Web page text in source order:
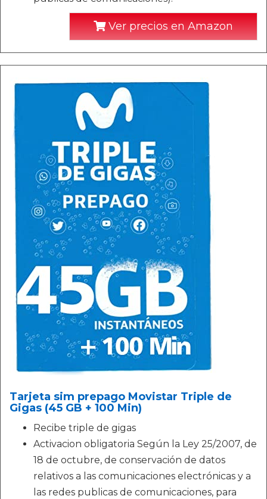
Ver precios en Amazon
Tarjeta sim prepago Movistar Triple de
Gigas (45 GB + 100 Min)
Recibe triple de gigas
Activacion obligatoria Según la Ley 25/2007, de
18 de octubre, de conservación de datos
relativos a las comunicaciones electrónicas y a
las redes publicas de comunicaciones, para